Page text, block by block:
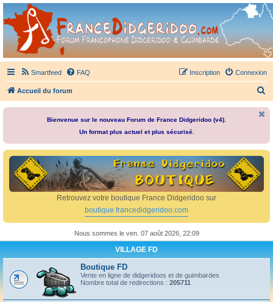
France Didgeridoo
Didgeridoo et Guimbarde sur France Didgeridoo - retrouvez la communauté.
Smartfeed FAQ Connexion
Inscription
Accueil du forum
e
r
Bienvenue sur le nouveau Forum de France Didgeridoo (v4).
Un format plus actuel et plus sécurisé.
Retrouvez votre boutique France Didgeridoo sur
boutique.francedidgeridoo.com
Nous sommes le ven. 07 août 2026, 22:09
VILLAGE FD
Boutique FD
Vente en ligne de didgeridoos et de guimbardes
Nombre total de redirections : 205711